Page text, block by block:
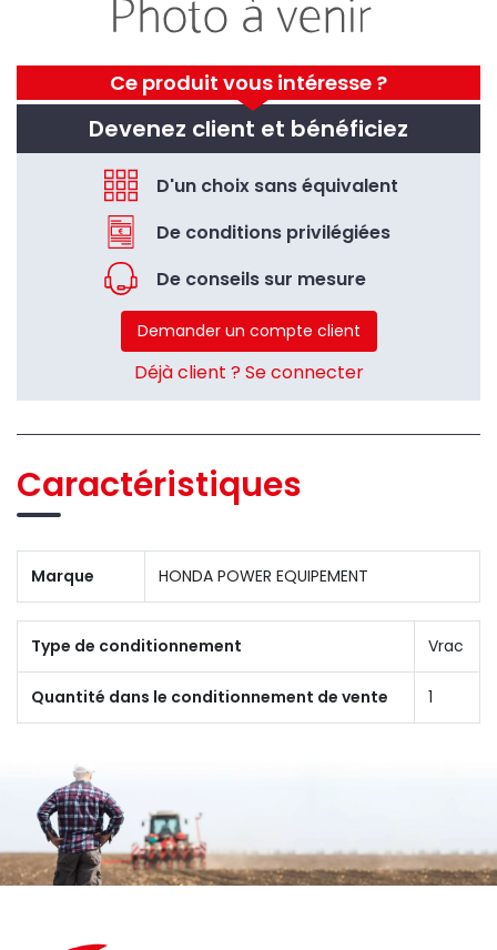
Ce produit vous intéresse ?
Devenez client et bénéficiez
D'un choix sans équivalent
De conditions privilégiées
De conseils sur mesure
Demander un compte client
Déjà client ? Se connecter
Caractéristiques
Marque HONDA POWER EQUIPEMENT
Type de conditionnement Vrac
Quantité dans le conditionnement de vente 1